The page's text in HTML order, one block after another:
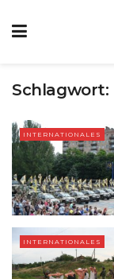
Schlagwort:
INTERNATIONALES
INTERNATIONALES